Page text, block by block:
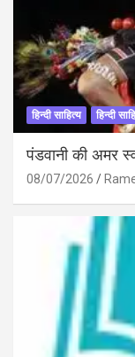
हिन्दी साहित्य हिन्दी
पंडवानी की अमर
08/07/2026